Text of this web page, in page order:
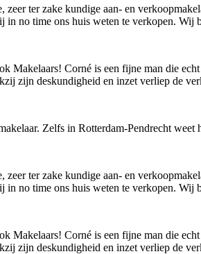
zeer ter zake kundige aan- en
in no time ons huis weten te verkopen. Wij
Makelaars! Corné is een fijne man die
zijn deskundigheid en inzet verliep de
Zelfs in Rotterdam-Pendrecht
zeer ter zake kundige aan- en
in no time ons huis weten te verkopen. Wij
Makelaars! Corné is een fijne man die
zijn deskundigheid en inzet verliep de